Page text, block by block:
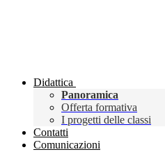
Didattica
Panoramica
Offerta formativa
I progetti delle classi
Contatti
Comunicazioni